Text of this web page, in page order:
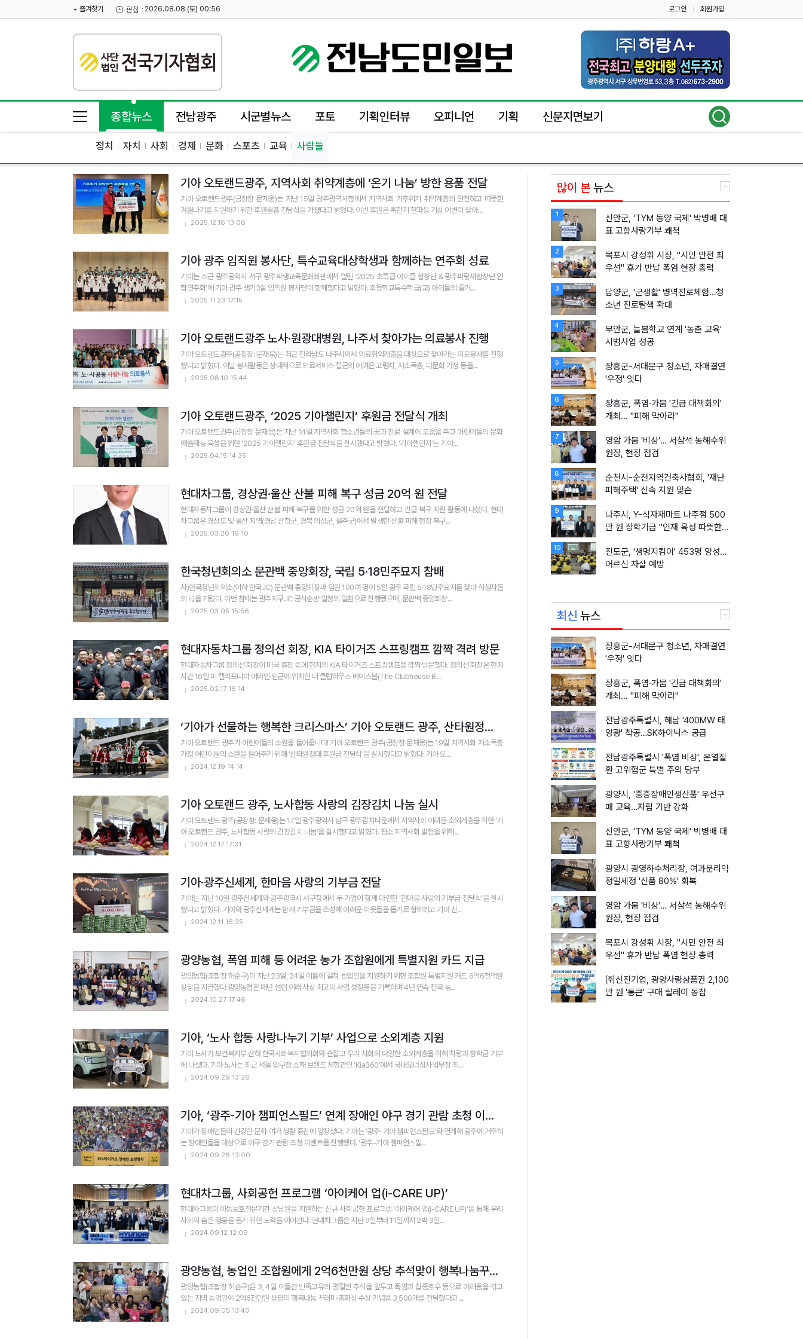
+ 즐겨찾기 2026.08.08 (토) 00:56 로그인 | 회원가입
종합뉴스
정치 자치 사회 경제 문화 스포츠 교육 사람들
전남광주 시군별뉴스 포토 기획인터뷰 오피니언 기획 신문지면보기
기아 오토랜드광주, 지역사회 취약계층에 ‘온기 나눔’ 방한 용품 전달
기아 오토랜드광주(공장장 문재웅)는 지난 15일 광주광역시청에서 지역사회 기후위기 취약계층의 안전하고 따뜻한
겨울나기를 지원하기 위한 후원물품 전달식을 가졌다고 밝혔다. 이번 후원은 혹한기 한파등 기상 이변이 잦아...
2025.12.16 13:06
기아 광주 임직원 봉사단, 특수교육대상학생과 함께하는 연주회 성료
기아는 최근 광주광역시 서구 광주학생교육문화회관에서 열린 ‘2025 초특급 아이즐 합창단 & 광주파랑새합창단 연
합연주회’에 기아 광주 생기3실 임직원 봉사단이 함께했다고 밝혔다. 초등학교특수학급(교) 아이들의 즐거...
2025.11.23 17:15
기아 오토랜드광주 노사·원광대병원, 나주서 찾아가는 의료봉사 진행
기아 오토랜드광주(공장장: 문재웅)는 최근 전라남도 나주시에서 의료취약계층을 대상으로 찾아가는 의료봉사를 진행
했다고 밝혔다. 이날 봉사활동은 상대적으로 의료서비스 접근의 어려운 고령자, 저소득층, 다문화 가정 등을...
2025.08.10 15:44
기아 오토랜드광주, ‘2025 기아챌린지’ 후원금 전달식 개최
기아 오토랜드광주(공장장 문재웅)는 지난 14일 지역사회 청소년들의 꿈과 진로 설계에 도움을 주고 어린이들의 문화
예술재능 육성을 위한 ‘2025 기아챌린지’ 후원금 전달식을 실시했다고 밝혔다. ‘기아챌린지’는 기아...
2025.04.15 14:35
현대차그룹, 경상권·울산 산불 피해 복구 성금 20억 원 전달
현대자동차그룹이 경상권·울산 산불 피해 복구를 위한 성금 20억 원을 전달하고 긴급 복구 지원 활동에 나섰다. 현대
차그룹은 경상도 및 울산 지역(경남 산청군, 경북 의성군, 울주군)에서 발생한 산불 피해 현장 복구...
2025.03.26 16:10
한국청년회의소 문관백 중앙회장, 국립 5·18민주묘지 참배
사)한국청년회의소(이하 한국JC) 문관백 중앙회장과 임원 100여 명이 5일 광주 국립 5·18민주묘지를 찾아 희생자들
의 넋을 기렸다. 이번 참배는 광주지구JC 공식순방 일정의 일환으로 진행됐으며, 문관백 중앙회장...
2025.03.05 15:56
현대자동차그룹 정의선 회장, KIA 타이거즈 스프링캠프 깜짝 격려 방문
현대자동차그룹 정의선 회장이 미국 출장 중에 현지의 KIA 타이거즈 스프링캠프를 깜짝 방문했다. 정의선 회장은 현지
시간 16일 미 캘리포니아 어바인 인근에 위치한 더 클럽하우스 베이스볼(The Clubhouse B...
2025.02.17 16:14
‘기아가 선물하는 행복한 크리스마스’ 기아 오토랜드 광주, 산타원정대 후원
기아 오토랜드 광주가 어린이들의 소원을 들어줍니다! 기아 오토랜드 광주(공장장 문재웅)는 19일 지역사회 저소득층
가정 어린이들의 소원을 들어주기 위해 ‘산타원정대 후원금 전달식’을 실시했다고 밝혔다. 기아 오...
2024.12.19 14:14
기아 오토랜드 광주, 노사합동 사랑의 김장김치 나눔 실시
기아 오토랜드 광주(공장장: 문재웅)는 17일 광주광역시 남구 광주김치타운에서 지역사회 어려운 소외계층을 위한 ‘기
아 오토랜드 광주, 노사합동 사랑의 김장김치 나눔’을 실시했다고 밝혔다. 평소 지역사회 발전을 위해...
2024.12.17 17:31
기아·광주신세계, 한마음 사랑의 기부금 전달
기아는 지난 10일 광주신세계와 광주광역시 서구청에서 두 기업이 함께 마련한 ‘한마음 사랑의 기부금 전달식’을 실시
했다고 밝혔다. 기아와 광주신세계는 함께 기부금을 조성해 어려운 이웃들을 돕기로 합의하고 기아 신...
2024.12.11 16:35
광양농협, 폭염 피해 등 어려운 농가 조합원에게 특별지원 카드 지급
광양농협(조합장 허순구)이 지난 23일, 24일 이틀에 걸쳐 농업인을 지원하기 위한 조합원 특별지원 카드 6억6천억원
상당을 지급했다.광양농협은 매년 설립 이래 사상 최고의 사업 성장률을 기록하며 4년 연속 전국 농...
2024.10.27 17:46
기아, ‘노사 합동 사랑나누기 기부’ 사업으로 소외계층 지원
기아 노사가 보건복지부 산하 한국사회복지협의회와 손잡고 우리 사회의 다양한 소외계층을 위해 차량과 장학금 기부
에 나섰다. 기아 노사는 최근 서울 압구정 소재 브랜드 체험관인 ‘Kia360’에서 국내오너십사업부장 최...
2024.09.29 13:26
기아, ‘광주-기아 챔피언스필드’ 연계 장애인 야구 경기 관람 초청 이벤트 진행
기아가 장애인들의 건강한 문화∙여가 생활 증진에 앞장섰다. 기아는 ‘광주-기아 챔피언스필드’와 연계해 광주에 거주하
는 장애인들을 대상으로 야구 경기 관람 초청 이벤트를 진행했다. ‘광주-기아 챔피언스필...
2024.09.26 13:00
현대차그룹, 사회공헌 프로그램 ‘아이케어 업(i-CARE UP)’
현대차그룹이 아동보호전문기관 상담원을 지원하는 신규 사회공헌 프로그램 ‘아이케어 업(i-CARE UP)’을 통해 우리
사회의 숨은 영웅을 돕기 위한 노력을 이어간다. 현대차그룹은 지난 9일부터 11일까지 2박 3일...
2024.09.12 12:09
광양농협, 농업인 조합원에게 2억6천만원 상당 추석맞이 행복나눔꾸러미 전달
광양농협(조합장 허순구)은 3, 4일 이틀간 민족고유의 명절인 추석을 앞두고 폭염과 집중호우 등으로 어려움을 겪고
있는 지역 농업인에 2억6천만원 상당의 행복나눔 꾸러미·총화상 수상 기념품 3,500개를 전달했다고 ...
2024.09.05 13:40
많이 본 뉴스
1
신안군, 'TYM 동양 국제' 박병배 대
표 고향사랑기부 쾌척
2
목포시 강성휘 시장, "시민 안전 최
우선" 휴가 반납 폭염 현장 총력
3
담양군, '군생활' 병역진로체험…청
소년 진로탐색 확대
4
무안군, 늘봄학교 연계 '농촌 교육'
시범사업 성공
5
장흥군-서대문구 청소년, 자매결연
'우정' 잇다
6
장흥군, 폭염·가뭄 '긴급 대책회의'
개최... "피해 막아라"
7
영암 가뭄 '비상'… 서삼석 농해수위
원장, 현장 점검
8
순천시-순천지역건축사협회, '재난
피해주택' 신속 지원 맞손
9
나주시, Y-식자재마트 나주점 500
만 원 장학기금 "인재 육성 따뜻한
10
진도군, '생명지킴이' 453명 양성…
어르신 자살 예방
최신 뉴스
장흥군-서대문구 청소년, 자매결연
'우정' 잇다
장흥군, 폭염·가뭄 '긴급 대책회의'
개최... "피해 막아라"
전남광주특별시, 해남 '400MW 태
양광' 착공…SK하이닉스 공급
전남광주특별시 '폭염 비상', 온열질
환 고위험군 특별 주의 당부
광양시, '중증장애인생산품' 우선구
매 교육…자립 기반 강화
신안군, 'TYM 동양 국제' 박병배 대
표 고향사랑기부 쾌척
광양시 광영하수처리장, 여과분리막
정밀세정 '신품 80%' 회복
영암 가뭄 '비상'… 서삼석 농해수위
원장, 현장 점검
목포시 강성휘 시장, "시민 안전 최
우선" 휴가 반납 폭염 현장 총력
㈜신진기업, 광양사랑상품권 2,100
만 원 '통큰' 구매 릴레이 동참